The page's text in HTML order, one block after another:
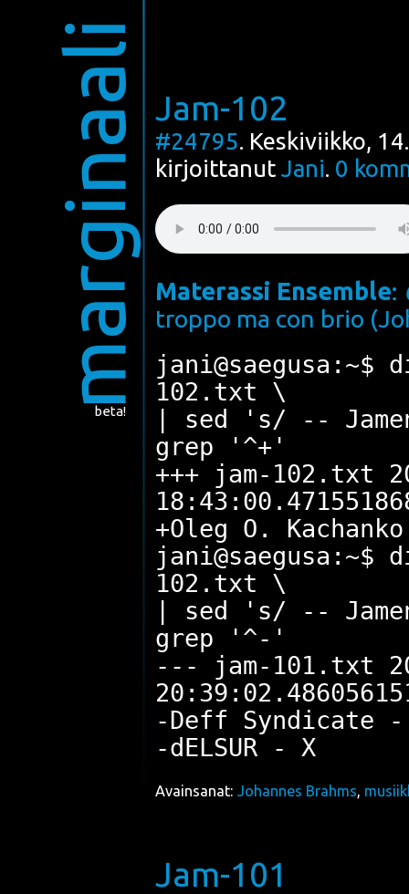
marginaali
beta!
Jam-102
#24795. Keskiviikko,
kirjoittanut Jani. 0
Mate­ras­si Ensemble:
trop­po ma con brio
102.txt \
| sed 's/ --
grep '^+'
+++ jam-102.txt
+Oleg O.
102.txt \
| sed 's/ --
grep '^-'
--- jam-101.txt
-Deff Syndicate -
Avainsanat: Johannes Brahms,
Jam-101